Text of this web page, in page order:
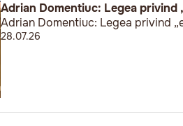
Adrian Domentiuc: Legea
Adrian Domentiuc: Legea privind
28.07.26